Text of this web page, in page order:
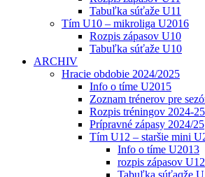
Tabuľka súťaže U11
Tím U10 – mikroliga U2016
Rozpis zápasov U10
Tabuľka súťaže U10
ARCHIV
Hracie obdobie 2024/2025
Info o tíme U2015
Zoznam trénerov pre
Rozpis tréningov 2024-25
Prípravné zápasy 2024/25
Tím U12 – staršie mini
Info o tíme U2013
rozpis zápasov U12
Tabuľka súťaqže